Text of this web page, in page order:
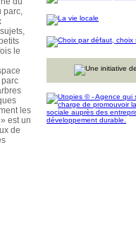
parc,
le
les
est un
de